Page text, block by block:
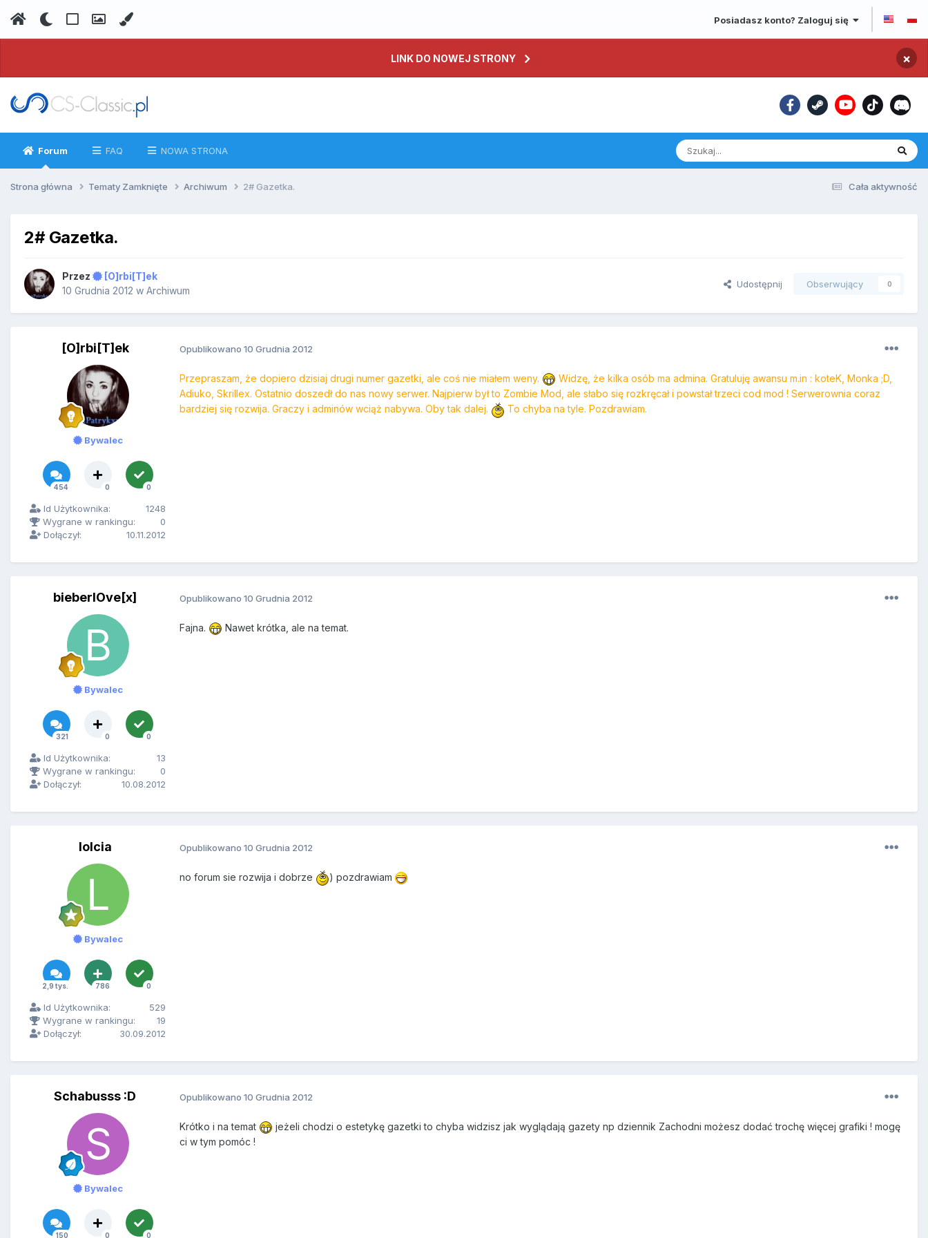
Posiadasz konto? Zaloguj się
LINK DO NOWEJ STRONY ×
Forum FAQ NOWA STRONA
Cała aktywność
Strona główna Tematy Zamknięte Archiwum 2# Gazetka.
2# Gazetka.
Przez
[O]rbi[T]ek
10 Grudnia 2012 w Archiwum
Udostępnij Obserwujący 0
[O]rbi[T]ek
Bywalec
454 0 0
Id Użytkownika:
1248
Wygrane w rankingu:
0
Dołączył:
10.11.2012
Opublikowano 10 Grudnia 2012
Przepraszam, że dopiero dzisiaj drugi numer gazetki, ale coś nie miałem weny.
Widzę, że kilka osób ma admina. Gratuluję awansu m.in : koteK, Monka ;D,
Adiuko, Skrillex. Ostatnio doszedł do nas nowy serwer. Najpierw był to Zombie Mod, ale słabo się rozkręcał i powstał trzeci cod mod ! Serwerownia coraz
bardziej się rozwija. Graczy i adminów wciąż nabywa. Oby tak dalej.
To chyba na tyle. Pozdrawiam.
bieberlOve[x]
Bywalec
321 0 0
Id Użytkownika:
13
Wygrane w rankingu:
0
Dołączył:
10.08.2012
Opublikowano 10 Grudnia 2012
Fajna. Nawet krótka, ale na temat.
lolcia
Bywalec
2,9 tys. 786 0
Id Użytkownika:
529
Wygrane w rankingu:
19
Dołączył:
30.09.2012
Opublikowano 10 Grudnia 2012
no forum sie rozwija i dobrze ) pozdrawiam
Schabusss :D
Bywalec
150 0 0
Opublikowano 10 Grudnia 2012
Krótko i na temat
jeżeli chodzi o estetykę gazetki to chyba widzisz jak wyglądają gazety np dziennik Zachodni możesz dodać trochę więcej grafiki ! mogę
ci w tym pomóc !